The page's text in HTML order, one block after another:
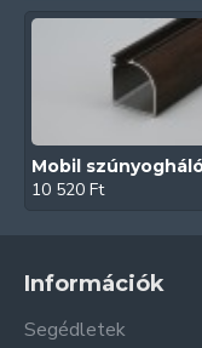
10 520 Ft
Információk
Segédletek